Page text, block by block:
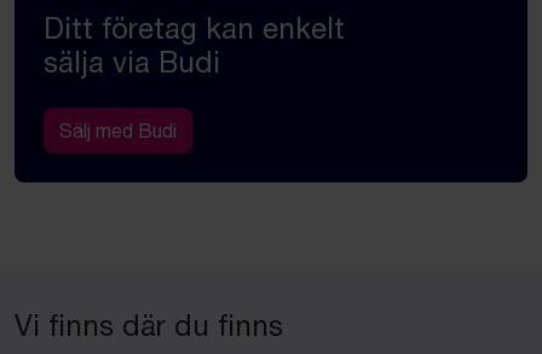
Ditt företag kan enkelt
sälja via Budi
Sälj med Budi
Vi finns där du finns